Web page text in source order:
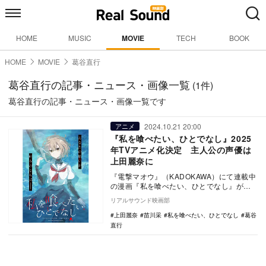
HOME MUSIC MOVIE TECH BOOK
HOME MOVIE 葛谷直行
葛谷直行の記事・ニュース・画像一覧 (1件)
葛谷直行の記事・ニュース・画像一覧です
アニメ 2024.10.21 20:00
『私を喰べたい、ひとでなし』2025
年TVアニメ化決定 主人公の声優は
上田麗奈に
『電撃マオウ』（KADOKAWA）にて連載中
の漫画『私を喰べたい、ひとでなし』が、
2025年にTVアニメ化されることが決定し
た。…
リアルサウンド映画部
上田麗奈
苗川采 私を喰べたい、ひとでなし
葛谷
直行